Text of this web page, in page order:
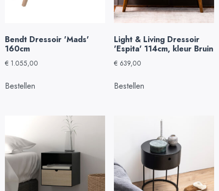
Bendt Dressoir 'Mads'
160cm
€ 1.055,00
Bestellen
Light & Living Dressoir
'Espita' 114cm, kleur Bruin
€ 639,00
Bestellen